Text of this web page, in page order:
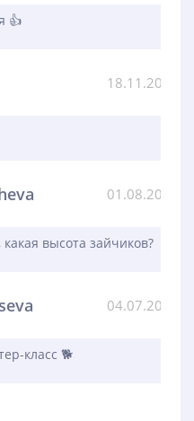
👍
18.11.2023
01.08.2023
высота зайчиков?
04.07.2023
класс 🐕